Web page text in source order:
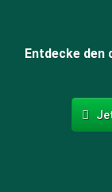
Entdecke den